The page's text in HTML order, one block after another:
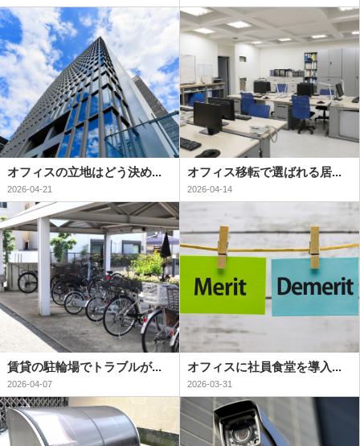
オフィスの立地はどう決め...
2026-04-21
オフィス移転で選ばれる居...
2026-04-14
賃貸の駐輪場でトラブルが...
2026-04-07
オフィスに社員食堂を導入...
2026-03-31